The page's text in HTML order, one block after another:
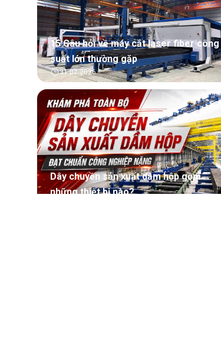
15 Câu hỏi về máy cắt laser fiber công
suất lớn thường gặp
31.07.2026
Dây chuyền sản xuất dầm hộp gồm
những thiết bị nào?